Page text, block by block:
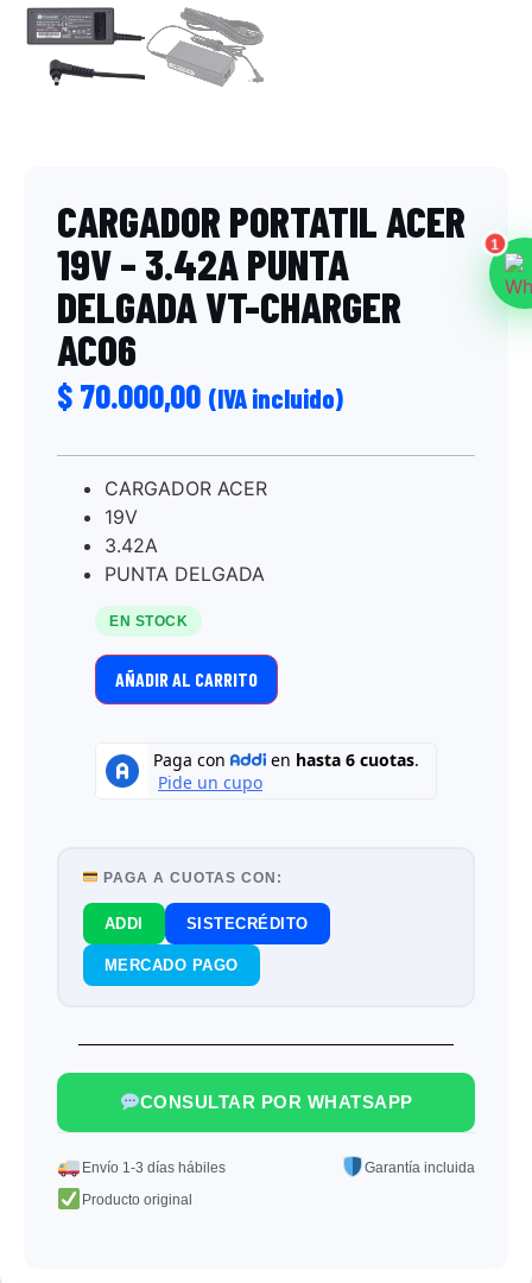
CARGADOR PORTATIL ACER
19V – 3.42A PUNTA
DELGADA VT-CHARGER
AC06
$ 70.000,00 (IVA incluido)
CARGADOR ACER
19V
3.42A
PUNTA DELGADA
EN STOCK
AÑADIR AL CARRITO
PAGA A CUOTAS CON:
ADDI SISTECRÉDITO
MERCADO PAGO
CONSULTAR POR WHATSAPP
Envío 1-3 días hábiles
Garantía incluida
Producto original
1